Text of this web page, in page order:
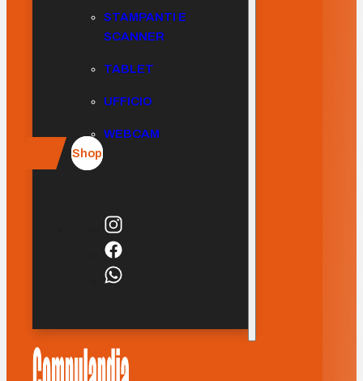
STAMPANTI E
SCANNER
TABLET
UFFICIO
WEBCAM
Shop